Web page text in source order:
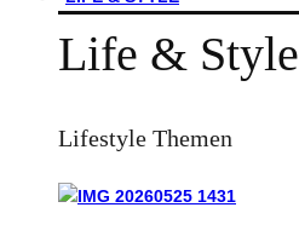
Life & Style
Lifestyle Themen